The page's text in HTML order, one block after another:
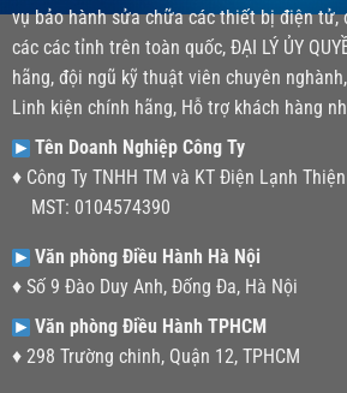
vụ bảo hành sửa chữa các thiết bị điện tử,
các các tỉnh trên toàn quốc, ĐẠI LÝ ỦY
hãng, đội ngũ kỹ thuật viên chuyên
Linh kiện chính hãng, Hỗ trợ khách hàng
Tên Doanh Nghiệp Công Ty
♦ Công Ty TNHH TM và KT Điện Lạnh
MST: 0104574390
Văn phòng Điều Hành Hà Nội
♦ Số 9 Đào Duy Anh, Đống Đa, Hà Nội
Văn phòng Điều Hành TPHCM
♦ 298 Trường chinh, Quận 12, TPHCM